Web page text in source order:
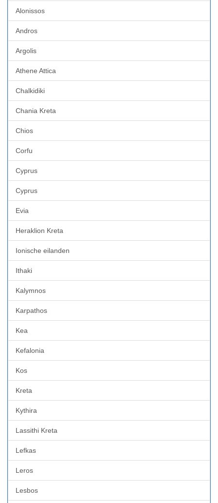
Alonissos
Andros
Argolis
Athene Attica
Chalkidiki
Chania Kreta
Chios
Corfu
Cyprus
Cyprus
Evia
Heraklion Kreta
Ionische eilanden
Ithaki
Kalymnos
Karpathos
Kea
Kefalonia
Kos
Kreta
Kythira
Lassithi Kreta
Lefkas
Leros
Lesbos